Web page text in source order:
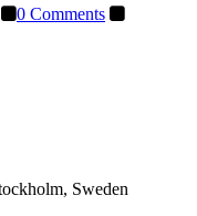
0 Comments
Sweden